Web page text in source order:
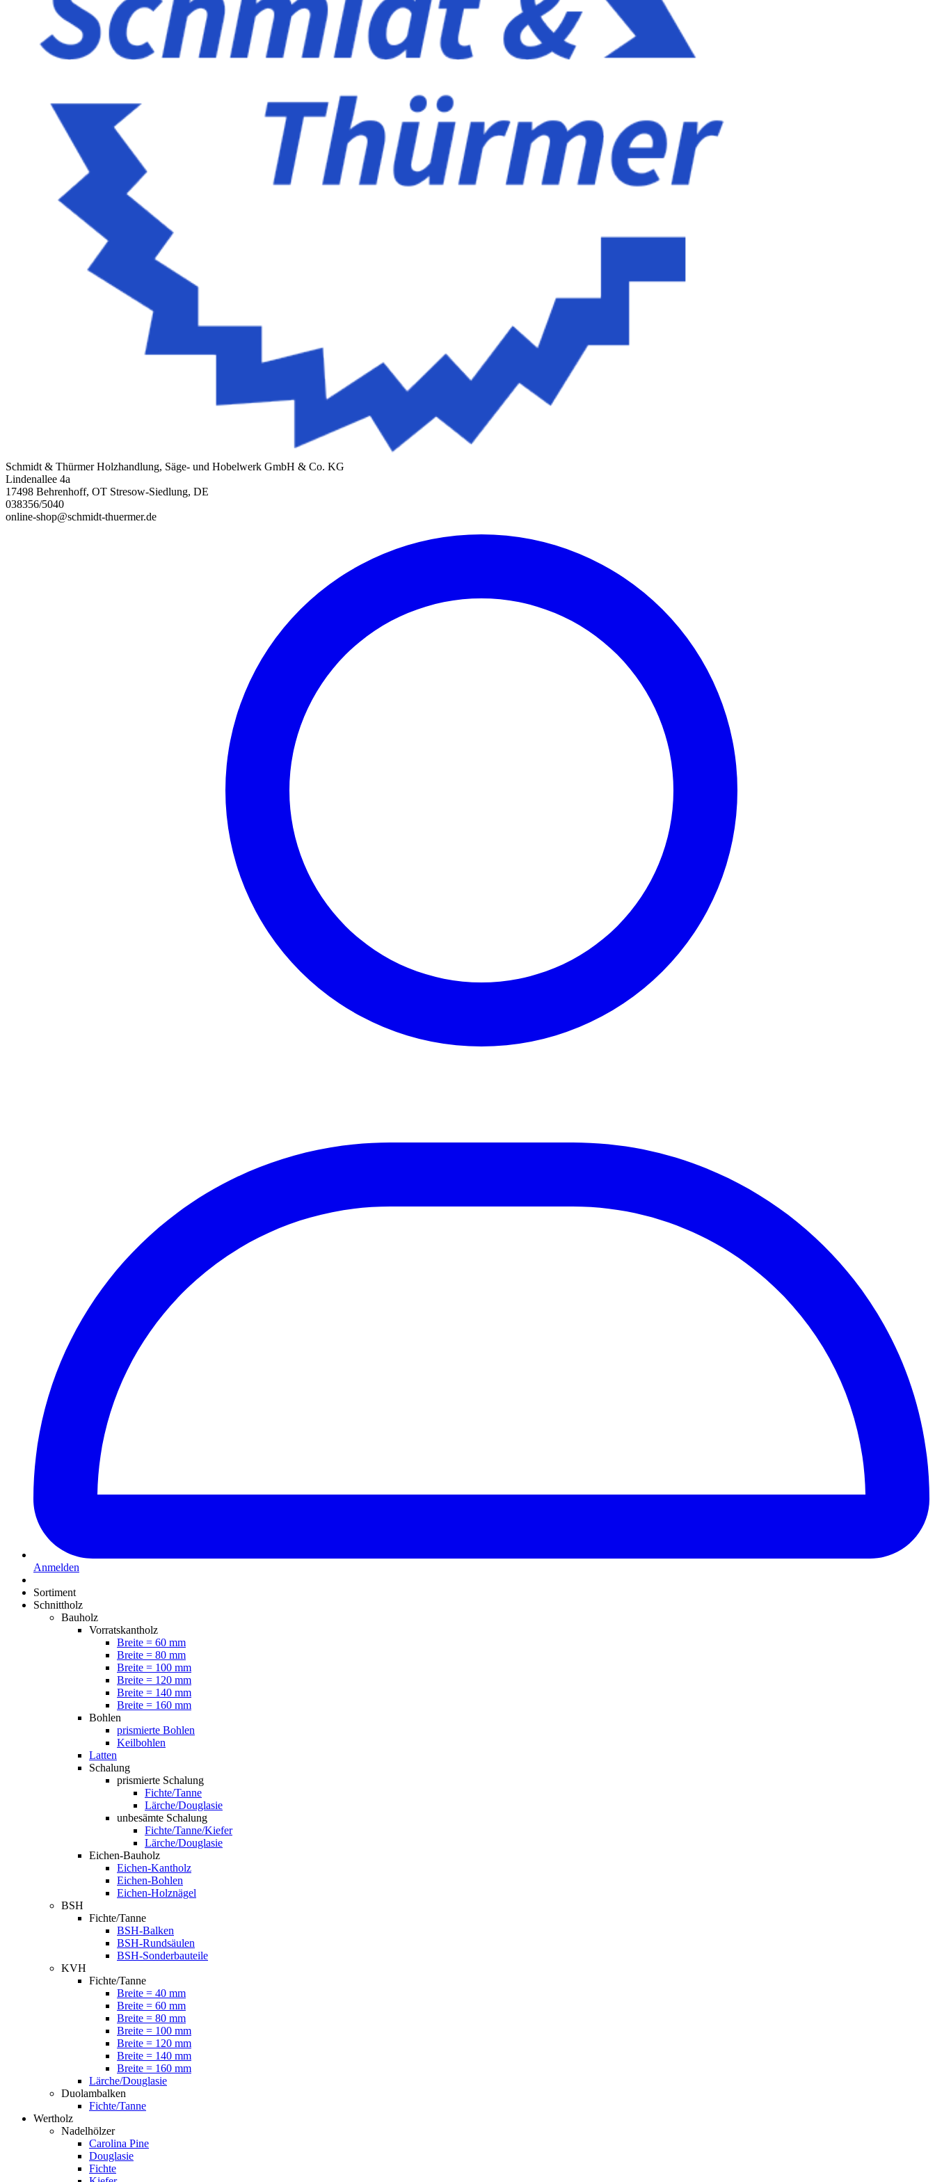
Schmidt & Thürmer Holzhandlung, Säge- und Hobelwerk GmbH & Co. KG
Lindenallee 4a
17498 Behrenhoff, OT Stresow-Siedlung, DE
038356/5040
online-shop@schmidt-thuermer.de
Anmelden
Sortiment
Schnittholz
Bauholz
Vorratskantholz
Breite = 60 mm
Breite = 80 mm
Breite = 100 mm
Breite = 120 mm
Breite = 140 mm
Breite = 160 mm
Bohlen
prismierte Bohlen
Keilbohlen
Latten
Schalung
prismierte Schalung
Fichte/Tanne
Lärche/Douglasie
unbesämte Schalung
Fichte/Tanne/Kiefer
Lärche/Douglasie
Eichen-Bauholz
Eichen-Kantholz
Eichen-Bohlen
Eichen-Holznägel
BSH
Fichte/Tanne
BSH-Balken
BSH-Rundsäulen
BSH-Sonderbauteile
KVH
Fichte/Tanne
Breite = 40 mm
Breite = 60 mm
Breite = 80 mm
Breite = 100 mm
Breite = 120 mm
Breite = 140 mm
Breite = 160 mm
Lärche/Douglasie
Duolambalken
Fichte/Tanne
Wertholz
Nadelhölzer
Carolina Pine
Douglasie
Fichte